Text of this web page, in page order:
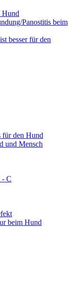
Hund
Panostitis beim
besser für den
für den Hund
und Mensch
- C
beim Hund